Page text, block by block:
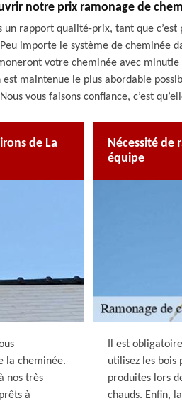
notre prix ramonage de
rapport qualité-prix, tant que
importe le système de cheminée
votre cheminée avec
maintenue le plus abordable
vous faisons confiance, c’est
de La
la cheminée.
nos très
à
Nécessité de
équipe
Il est
utilisez les bois
produites lors
chauds. Enfin,